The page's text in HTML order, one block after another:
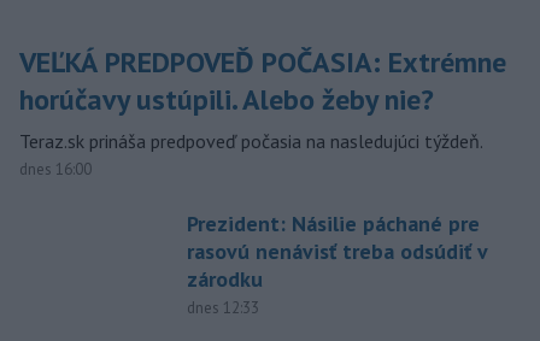
VEĽKÁ PREDPOVEĎ POČASIA: Extrémne
horúčavy ustúpili. Alebo žeby nie?
Teraz.sk prináša predpoveď počasia na nasledujúci týždeň.
dnes 16:00
Prezident: Násilie páchané pre
rasovú nenávisť treba odsúdiť v
zárodku
dnes 12:33